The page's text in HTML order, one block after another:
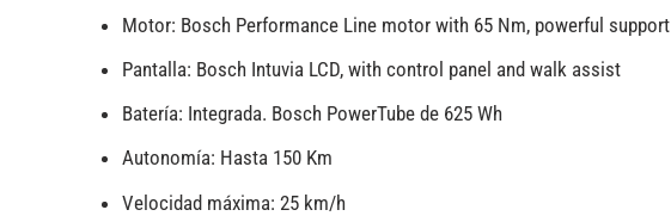
Motor: Bosch Performance Line motor with 65 Nm, powerful support
Pantalla: Bosch Intuvia LCD, with control panel and walk assist
Batería: Integrada. Bosch PowerTube de 625 Wh
Autonomía: Hasta 150 Km
Velocidad máxima: 25 km/h